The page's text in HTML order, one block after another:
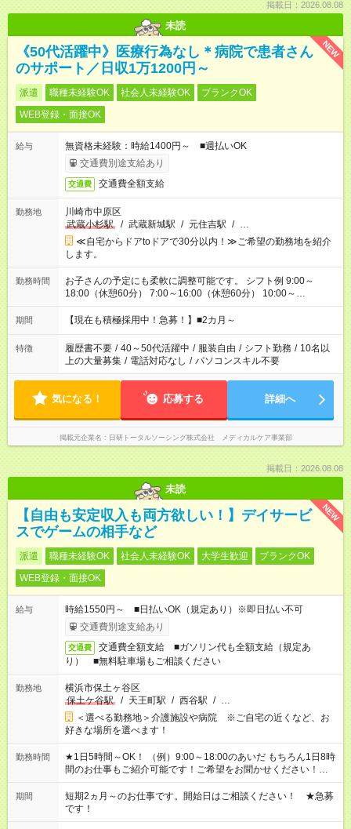
掲載日：2026.08.08
未読
NEW
《50代活躍中》医療行為なし＊病院で患者さん
のサポート／日収1万1200円～
派遣 職種未経験OK 社会人未経験OK
ブランクOK
WEB登録・面接OK
給与
無資格未経験：時給1400円～ ■週払いOK
交通費別途支給あり
交通費 交通費全額支給
勤務地
川崎市中原区
武蔵小杉駅
/ 武蔵新城駅 / 元住吉駅 / …
≪自宅からドアtoドアで30分以内！≫ご希望の勤務地を紹介
します。
勤務時間
お子さんの予定にも柔軟に調整可能です。 シフト例 9:00～
18:00（休憩60分） 7:00～16:00（休憩60分） 10:00～
19:00（休憩60分） ※Wワーク希望の方へ 今ご覧のお仕事で希
望する勤務時間と、もう1つのお仕事の勤務時間の合計が 週40
期間 【現在も積極採用中！急募！】■2カ月～
特徴 履歴書不要 / 40～50代活躍中 / 服装自由 / シフト勤務 / 10名以
上の大量募集 / 電話対応なし / パソコンスキル不要
気になる！ 応募する 詳細へ
掲載元企業名 日研トータルソーシング株式会社 メディカルケア事業部
掲載日：2026.08.08
未読
NEW
【自由も安定収入も両方欲しい！】デイサービ
スでゲームの相手など
派遣 職種未経験OK 社会人未経験OK 大学生歓迎
ブランクOK
WEB登録・面接OK
給与
時給1550円～ ■日払いOK（規定あり）※即日払い不可
交通費別途支給あり
交通費
交通費全額支給 ■ガソリン代も全額支給（規定あ
り） ■無料駐車場もご相談ください
勤務地
横浜市保土ヶ谷区
保土ケ谷駅
/ 天王町駅 / 西谷駅 / …
＜選べる勤務地＞介護施設や病院 ※ご自宅の近くなど、お
好きな場所を選べます！
勤務時間
★1日5時間～OK！ （例）9:00～18:00のあいだ もちろん1日8時
間のお仕事もご紹介可能です！ご希望をお聞かせください！★家
庭の都合でお休みが必要な場合も遠慮なくご相談ください。 ※
週最低15時間以上の勤務が必要です
期間
短期2ヵ月～のお仕事です。開始日はご相談ください！ ★急募
です！